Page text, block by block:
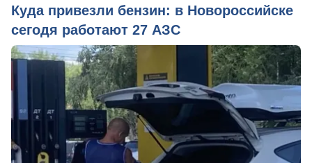
Куда привезли бензин: в Новороссийске
сегодя работают 27 АЗС